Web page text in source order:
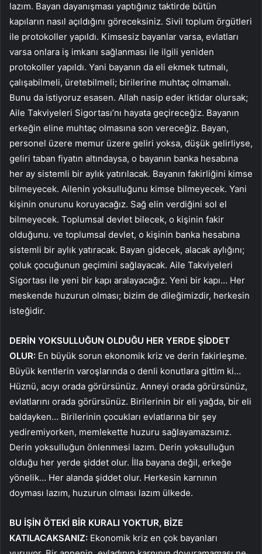
lazım. Bayan dayanışması yaptığınız taktirde bütün
kapıların nasıl açıldığını göreceksiniz. Sivil toplum örgütleri
ile protokoller yapıldı. Kimsesiz bayanlar varsa, evlatları
varsa onlara iş imkanı sağlanması ile ilgili yeniden
protokoller yapıldı. Yani bayanın da eli ekmek tutmalı,
çalışabilmeli, üretebilmeli; birilerine muhtaç olmamalı.
Bunu da istiyoruz esasen. Allah nasip eder iktidar olursak;
Aile Takviyeleri Sigortası’nı hayata geçireceğiz. Bayanın
erkeğin eline muhtaç olmasına son vereceğiz. Bayan,
personel üzere memur üzere geliri yoksa, düşük gelirliyse,
geliri taban fiyatın altındaysa, o bayanın banka hesabına
her ay sistemli bir aylık yatırılacak. Bayanın fakirliğini kimse
bilmeyecek. Ailenin yoksulluğunu kimse bilmeyecek. Yani
kişinin onurunu koruyacağız. Sağ elin verdiğini sol el
bilmeyecek. Toplumsal devlet bilecek, o kişinin fakir
olduğunu. ve toplumsal devlet, o kişinin banka hesabına
sistemli bir aylık yatıracak. Bayan gidecek, alacak aylığını;
çoluk çocuğunun geçimini sağlayacak. Aile Takviyeleri
Sigortası ile yeni bir kapı aralayacağız. Yeni bir kapı… Her
meskende huzurun olması; bizim de dileğimizdir, herkesin
isteğidir.
DERİN YOKSULLUĞUN OLDUĞU HER YERDE ŞİDDET
OLUR: En büyük sorun ekonomik kriz ve derin fakirleşme.
Büyük kentlerin varoşlarında o denli konutlara gittim ki…
Hüznü, acıyı orada görürsünüz. Anneyi orada görürsünüz,
evlatlarını orada görürsünüz. Birilerinin bir eli yağda, bir eli
baldayken… Birilerinin çocukları evlatlarına bir şey
yediremiyorken, memlekette huzuru sağlayamazsınız.
Derin yoksulluğun önlenmesi lazım. Derin yoksulluğun
olduğu her yerde şiddet olur. İlla bayana değil, erkeğe
yönelik… Her alanda şiddet olur. Herkesin karnının
doyması lazım, huzurun olması lazım ülkede.
BU İŞİN ÖTEKİ BİR KURALI YOKTUR, BİZE
KATILACAKSANIZ: Ekonomik kriz en çok bayanları